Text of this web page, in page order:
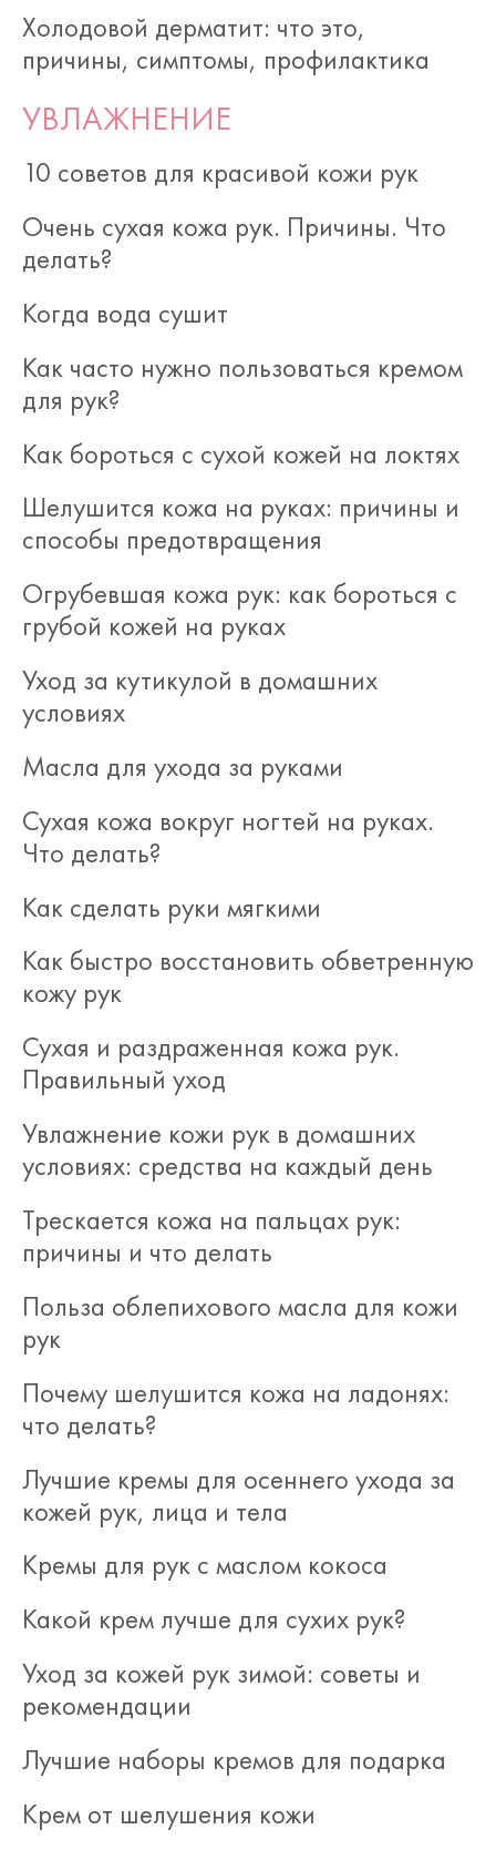
Холодовой дерматит: что это,
причины, симптомы, профилактика
УВЛАЖНЕНИЕ
10 советов для красивой кожи рук
Очень сухая кожа рук. Причины. Что
делать?
Когда вода сушит
Как часто нужно пользоваться кремом
для рук?
Как бороться с сухой кожей на локтях
Шелушится кожа на руках: причины и
способы предотвращения
Огрубевшая кожа рук: как бороться с
грубой кожей на руках
Уход за кутикулой в домашних
условиях
Масла для ухода за руками
Сухая кожа вокруг ногтей на руках.
Что делать?
Как сделать руки мягкими
Как быстро восстановить обветренную
кожу рук
Сухая и раздраженная кожа рук.
Правильный уход
Увлажнение кожи рук в домашних
условиях: средства на каждый день
Трескается кожа на пальцах рук:
причины и что делать
Польза облепихового масла для кожи
рук
Почему шелушится кожа на ладонях:
что делать?
Лучшие кремы для осеннего ухода за
кожей рук, лица и тела
Кремы для рук с маслом кокоса
Какой крем лучше для сухих рук?
Уход за кожей рук зимой: советы и
рекомендации
Лучшие наборы кремов для подарка
Крем от шелушения кожи